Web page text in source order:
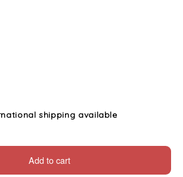
shipping available
Add to cart